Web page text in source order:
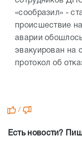
«сообразил» -
происшествие
аварии
эвакуирован на
протокол об
/
Есть новости?